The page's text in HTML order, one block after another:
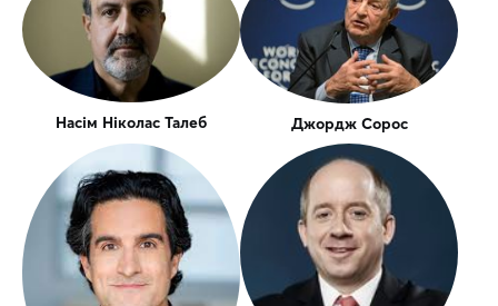
Насім Ніколас Талеб Джордж Сорос